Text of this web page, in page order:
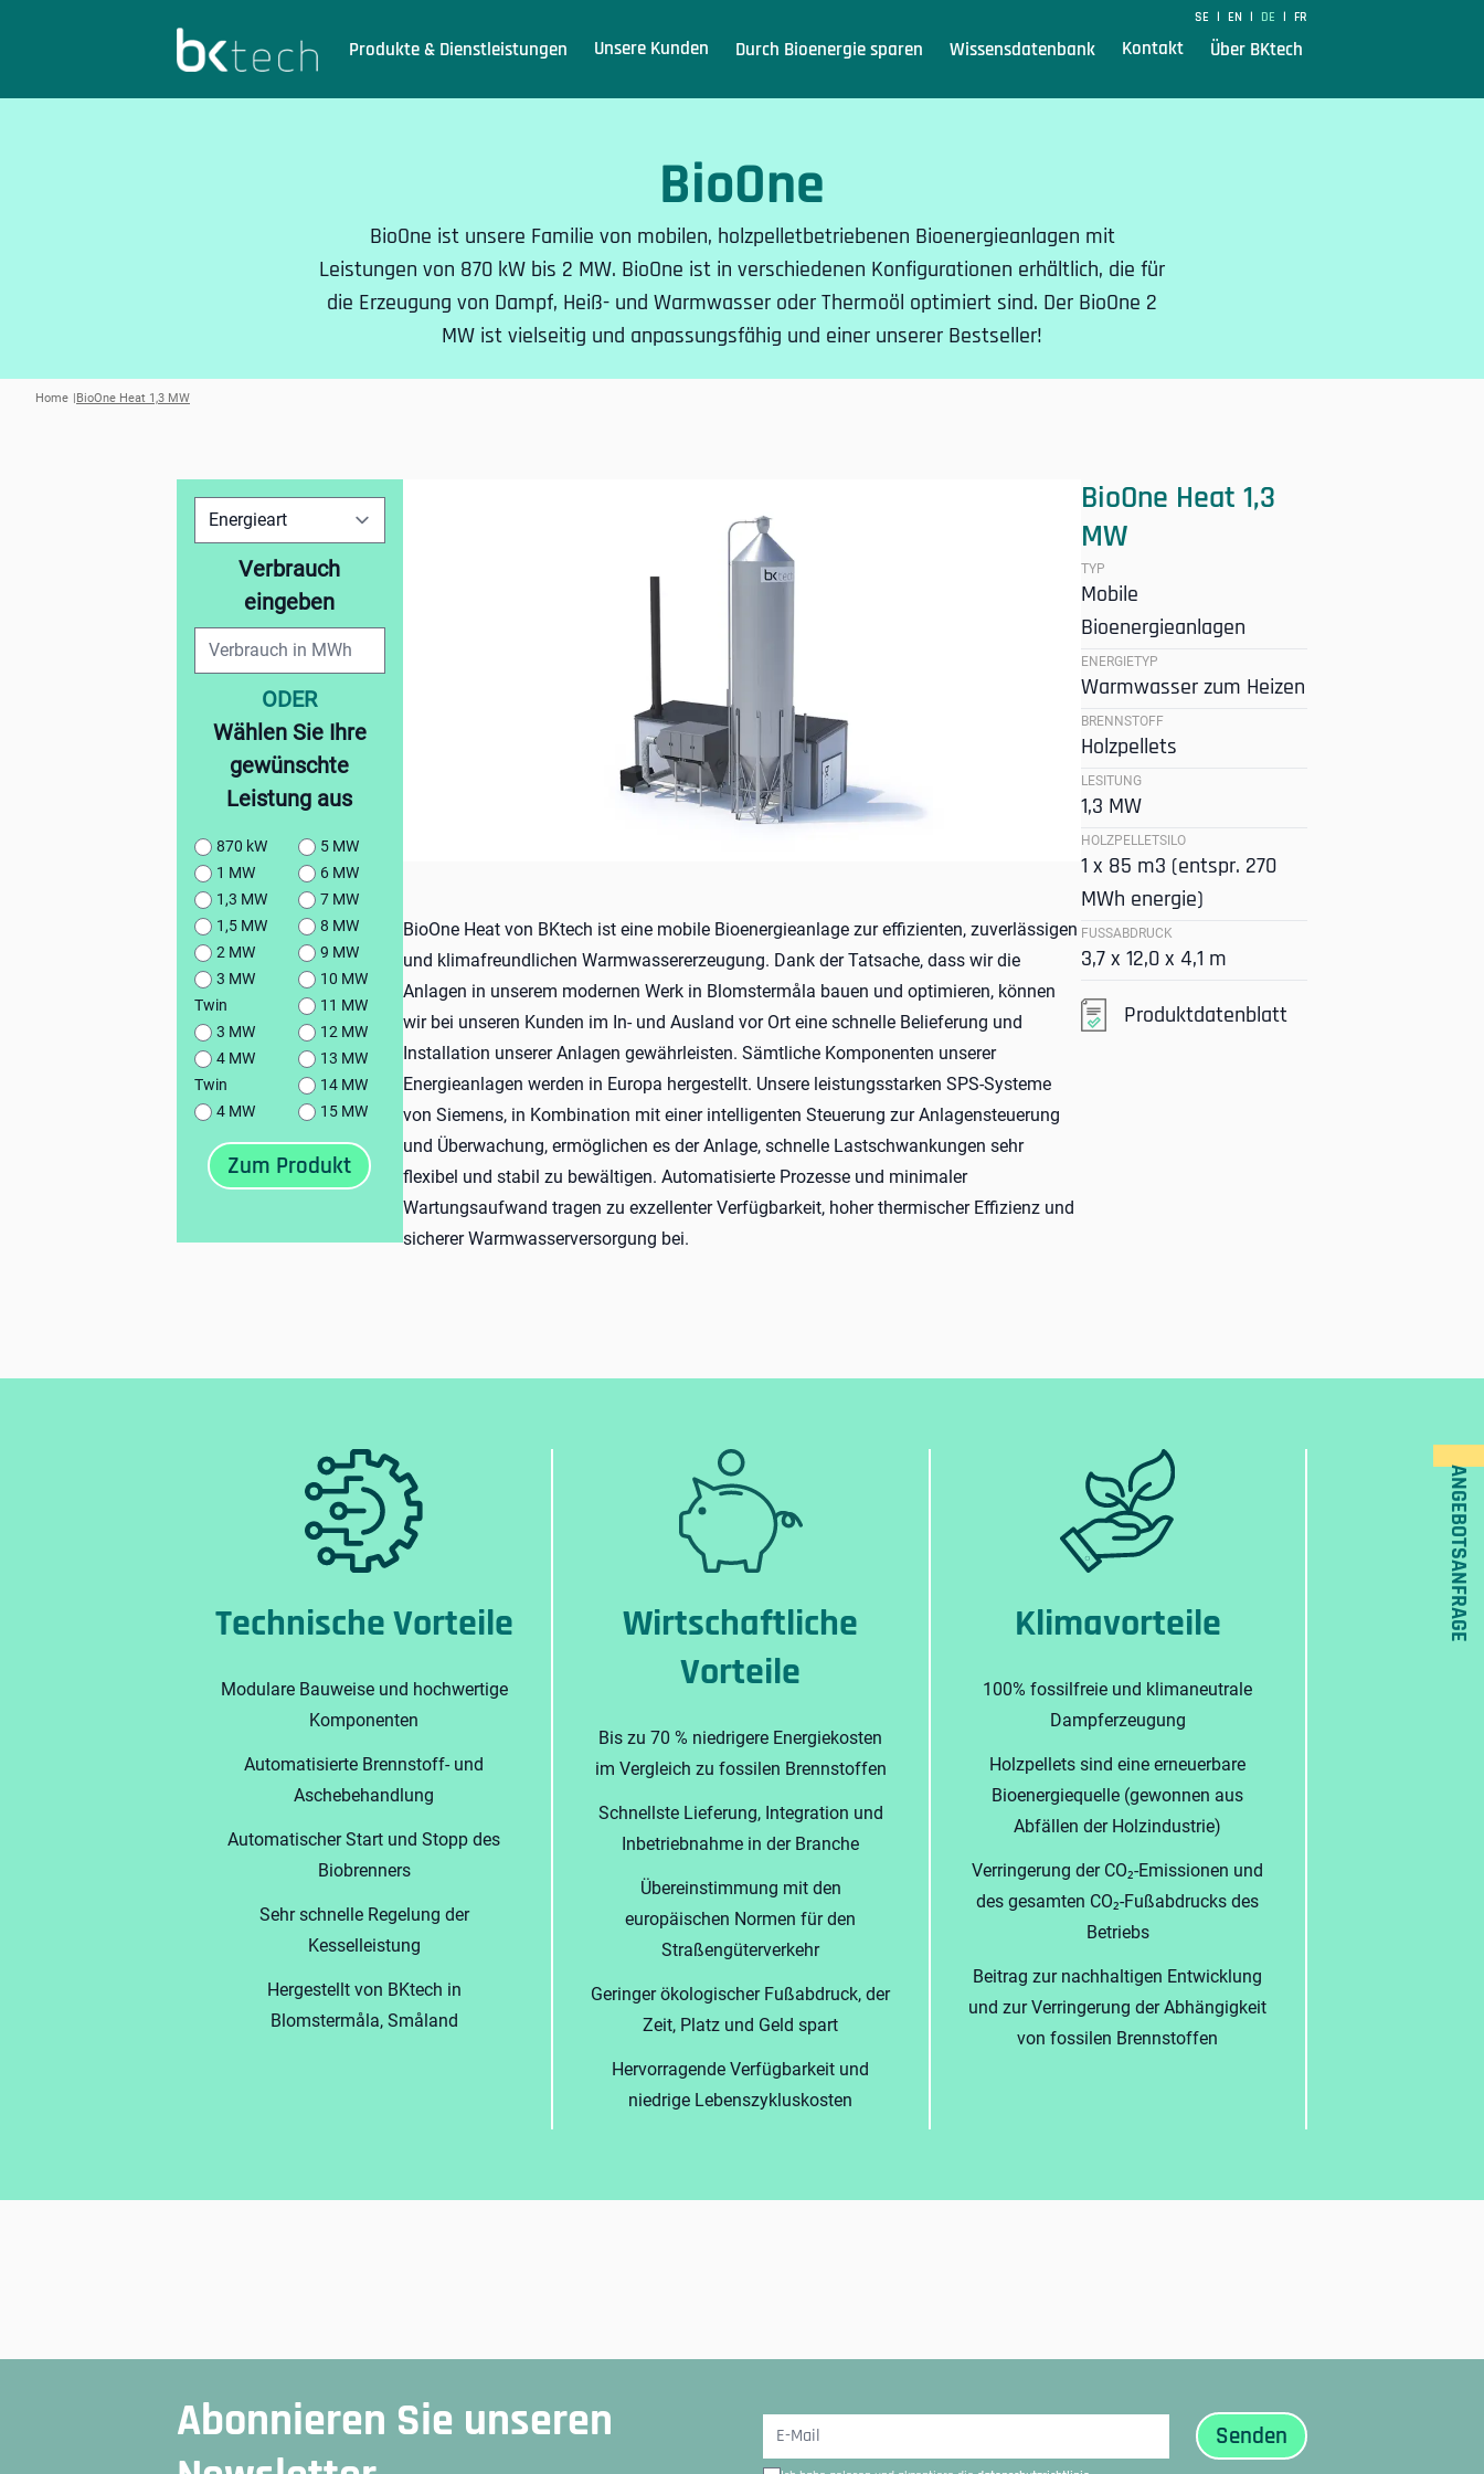
ANGEBOTSANFRAGE
Produkte & Dienstleistungen Unsere Kunden Durch Bioenergie sparen Wissensdatenbank Kontakt Über BKtech
SE | EN | DE | FR
BioOne
BioOne ist unsere Familie von mobilen, holzpelletbetriebenen Bioenergieanlagen mit
Leistungen von 870 kW bis 2 MW. BioOne ist in verschiedenen Konfigurationen erhältlich, die für
die Erzeugung von Dampf, Heiß- und Warmwasser oder Thermoöl optimiert sind. Der BioOne 2
MW ist vielseitig und anpassungsfähig und einer unserer Bestseller!
Home BioOne Heat 1,3 MW
Verbrauch
eingeben
ODER
Wählen Sie Ihre
gewünschte
Leistung aus
870 kW
1 MW
1,3 MW
1,5 MW
2 MW
3 MW
Twin
3 MW
4 MW
Twin
4 MW
5 MW
6 MW
7 MW
8 MW
9 MW
10 MW
11 MW
12 MW
13 MW
14 MW
15 MW
BioOne Heat von BKtech ist eine mobile Bioenergieanlage zur effizienten, zuverlässigen
und klimafreundlichen Warmwassererzeugung. Dank der Tatsache, dass wir die
Anlagen in unserem modernen Werk in Blomstermåla bauen und optimieren, können
wir bei unseren Kunden im In- und Ausland vor Ort eine schnelle Belieferung und
Installation unserer Anlagen gewährleisten. Sämtliche Komponenten unserer
Energieanlagen werden in Europa hergestellt. Unsere leistungsstarken SPS-Systeme
von Siemens, in Kombination mit einer intelligenten Steuerung zur Anlagensteuerung
und Überwachung, ermöglichen es der Anlage, schnelle Lastschwankungen sehr
flexibel und stabil zu bewältigen. Automatisierte Prozesse und minimaler
Wartungsaufwand tragen zu exzellenter Verfügbarkeit, hoher thermischer Effizienz und
sicherer Warmwasserversorgung bei.
BioOne Heat 1,3
MW
TYP
Mobile
Bioenergieanlagen
ENERGIETYP
Warmwasser zum Heizen
BRENNSTOFF
Holzpellets
LESITUNG
1,3 MW
HOLZPELLETSILO
1 x 85 m3 (entspr. 270
MWh energie)
FUSSABDRUCK
3,7 x 12,0 x 4,1 m
Produktdatenblatt
Technische Vorteile
Modulare Bauweise und hochwertige
Komponenten
Automatisierte Brennstoff- und
Aschebehandlung
Automatischer Start und Stopp des
Biobrenners
Sehr schnelle Regelung der
Kesselleistung
Hergestellt von BKtech in
Blomstermåla, Småland
Wirtschaftliche
Vorteile
Bis zu 70 % niedrigere Energiekosten
im Vergleich zu fossilen Brennstoffen
Schnellste Lieferung, Integration und
Inbetriebnahme in der Branche
Übereinstimmung mit den
europäischen Normen für den
Straßengüterverkehr
Geringer ökologischer Fußabdruck, der
Zeit, Platz und Geld spart
Hervorragende Verfügbarkeit und
niedrige Lebenszykluskosten
Klimavorteile
100% fossilfreie und klimaneutrale
Dampferzeugung
Holzpellets sind eine erneuerbare
Bioenergiequelle (gewonnen aus
Abfällen der Holzindustrie)
Verringerung der CO₂-Emissionen und
des gesamten CO₂-Fußabdrucks des
Betriebs
Beitrag zur nachhaltigen Entwicklung
und zur Verringerung der Abhängigkeit
von fossilen Brennstoffen
Abonnieren Sie unseren